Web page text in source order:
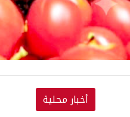
أخبار محلية